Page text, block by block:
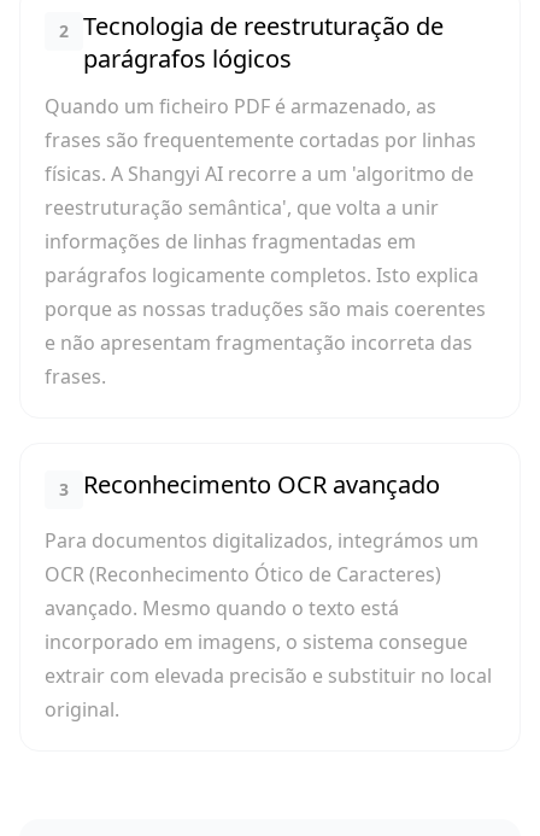
2
Tecnologia de reestruturação de
parágrafos lógicos
Quando um ficheiro PDF é armazenado, as
frases são frequentemente cortadas por linhas
físicas. A Shangyi AI recorre a um 'algoritmo de
reestruturação semântica', que volta a unir
informações de linhas fragmentadas em
parágrafos logicamente completos. Isto explica
porque as nossas traduções são mais coerentes
e não apresentam fragmentação incorreta das
frases.
3 Reconhecimento OCR avançado
Para documentos digitalizados, integrámos um
OCR (Reconhecimento Ótico de Caracteres)
avançado. Mesmo quando o texto está
incorporado em imagens, o sistema consegue
extrair com elevada precisão e substituir no local
original.